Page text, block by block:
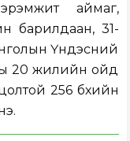
аймаг,
барилдаан, 31-
Үндэсний
20 жилийн ойд
256 бөхийн